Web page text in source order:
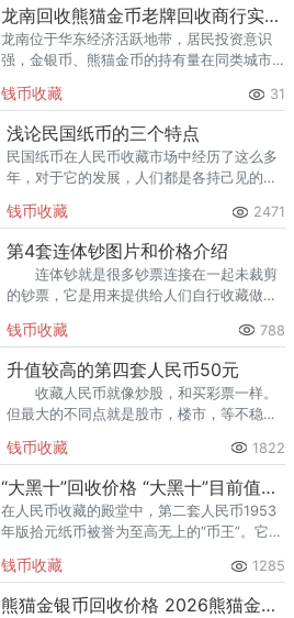
回收渠道里，能精准识别版别溢
龙南回收熊猫金币老牌回收商行实力盘点
龙南位于华东经济活跃地带，居民投资意识
强，金银币、熊猫金币的持有量在同类城市
熊猫金币的需求就明显升温，但鱼龙混杂的
回收渠道里，能精准识别版别溢
钱币收藏 31
浅论民国纸币的三个特点
民国纸币在人民币收藏市场中经历了这么多
年，对于它的发展，人们都是各持己见的。
纸币的三个特点：即“三多”特点。
钱币收藏 2471
第4套连体钞图片和价格介绍
连体钞就是很多钞票连接在一起未裁剪
的钞票，它是用来提供给人们自行收藏做投
体、还有体整版连体钞，它们的发行量和价
格都不同。
钱币收藏 788
升值较高的第四套人民币50元
收藏人民币就像炒股，和买彩票一样。
但最大的不同点就是股市，楼市，等不稳
民币50元受到市场的强烈追捧，现在的价值
已经翻了好几倍。
钱币收藏 1822
“大黑十”回收价格 “大黑十”目前值多少
在人民币收藏的殿堂中，第二套人民币1953
年版拾元纸币被誉为至高无上的“币王”。它因
响当当的尊称——“大黑十”。这张纸币不仅仅
是面额上的最大者
钱币收藏 1285
熊猫金银币回收价格 2026熊猫金银币回收渠道